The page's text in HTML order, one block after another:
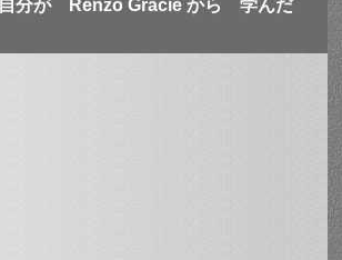
自分が Renzo Gracie から 学んだ